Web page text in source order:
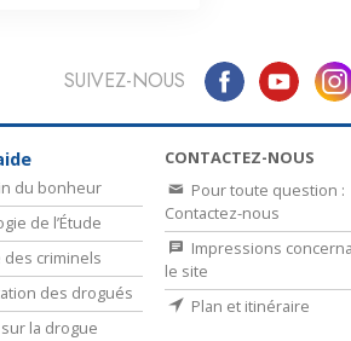
SUIVEZ-NOUS
du bonheur
de l’Étude
des criminels
des drogués
la drogue
CONTACTEZ-NOUS
Pour toute question :
Contactez-nous
Impressions
le site
Plan et itinéraire